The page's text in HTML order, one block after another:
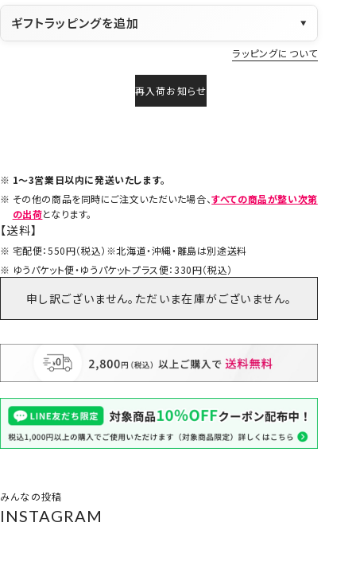
ギフトラッピングを追加 ▼
ラッピングについて
再入荷お知らせ
1～3営業日以内に発送いたします。
その他の商品を同時にご注文いただいた場合、すべての商品が整い次第
の出荷となります。
【送料】
宅配便：550円（税込）※北海道・沖縄・離島は別途送料
ゆうパケット便・ゆうパケットプラス便：330円（税込）
申し訳ございません。ただいま在庫がございません。
みんなの投稿
INSTAGRAM